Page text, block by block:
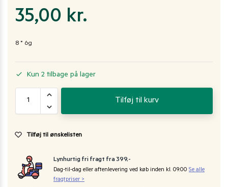
35,00 kr.
8 * 6g
Kun 2 tilbage på lager
Tilføj til kurv
Tilføj til ønskelisten
Lynhurtig fri fragt fra 399,-
Dag-til-dag eller aftenlevering ved køb inden kl. 09:00 Se alle
fragtpriser >